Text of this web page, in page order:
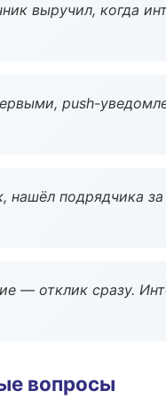
выручил, когда
push-
нашёл подрядчика
— отклик сразу.
вопросы